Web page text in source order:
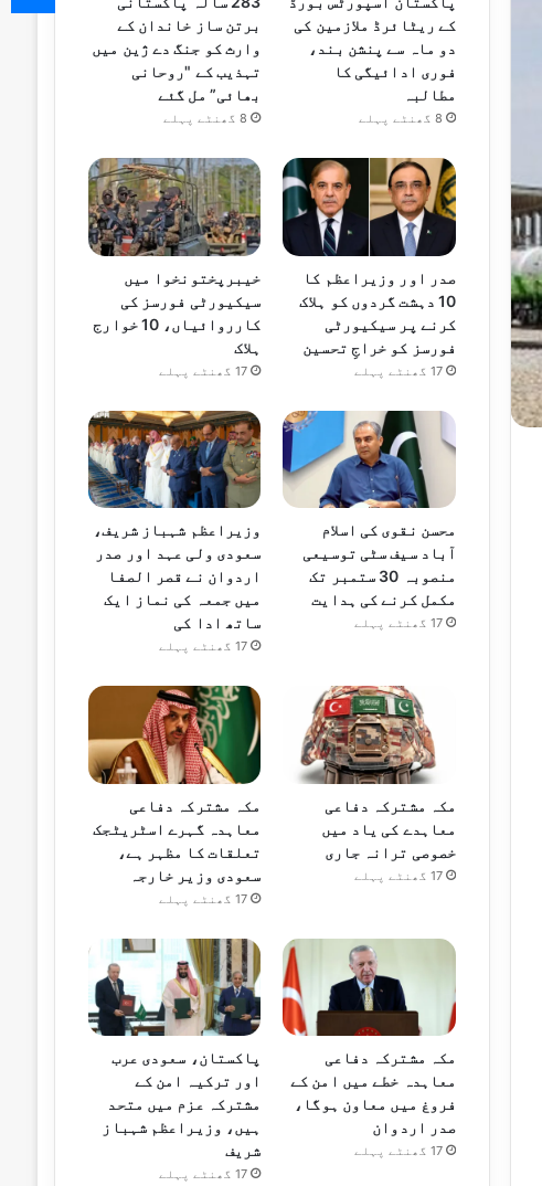
کے ریٹائرڈ ملازمین کی
دو ماہ سے پنشن بند،
فوری ادائیگی کا
مطالبہ
8 گھنٹے پہلے
برتن ساز خاندان کے
وارث کو جنگ دے ژین میں
تہذیب کے "روحانی
بھائی” مل گئے
8 گھنٹے پہلے
صدر اور وزیراعظم کا
10 دہشت گردوں کو ہلاک
کرنے پر سیکیورٹی
فورسز کو خراجِ تحسین
17 گھنٹے پہلے
خیبرپختونخوا میں
سیکیورٹی فورسز کی
کارروائیاں، 10 خوارج
ہلاک
17 گھنٹے پہلے
محسن نقوی کی اسلام
آباد سیف سٹی توسیعی
منصوبہ 30 ستمبر تک
مکمل کرنے کی ہدایت
17 گھنٹے پہلے
وزیراعظم شہباز شریف،
سعودی ولی عہد اور صدر
اردوان نے قصر الصفا
میں جمعہ کی نماز ایک
ساتھ ادا کی
17 گھنٹے پہلے
مکہ مشترکہ دفاعی
معاہدے کی یاد میں
خصوصی ترانہ جاری
17 گھنٹے پہلے
مکہ مشترکہ دفاعی
معاہدہ گہرے اسٹریٹجک
تعلقات کا مظہر ہے،
سعودی وزیر خارجہ
17 گھنٹے پہلے
مکہ مشترکہ دفاعی
معاہدہ خطے میں امن کے
فروغ میں معاون ہوگا،
صدر اردوان
17 گھنٹے پہلے
پاکستان، سعودی عرب
اور ترکیہ امن کے
مشترکہ عزم میں متحد
ہیں، وزیراعظم شہباز
شریف
17 گھنٹے پہلے